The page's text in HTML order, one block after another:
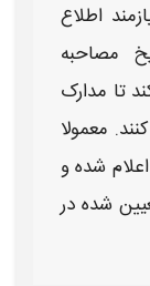
اطلاع‌
مصاحبه
تا مدارک
معمولا
اعلام شده و
شده در